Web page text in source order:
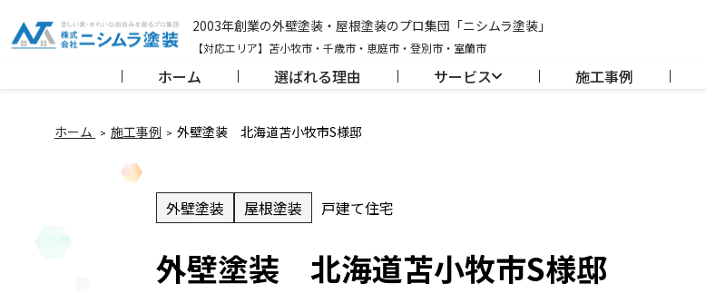
2003年創業の外壁塗装・屋根塗装のプロ集団「ニシムラ塗装」
【対応エリア】苫小牧市・千歳市・恵庭市・登別市・室蘭市
ホーム 選ばれる理由 サービス 施工事例
ホーム 施工事例 外壁塗装 北海道苫小牧市S様邸
外壁塗装 屋根塗装 戸建て住宅
外壁塗装 北海道苫小牧市S様邸